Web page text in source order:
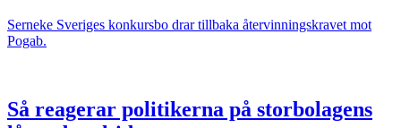
Serneke Sveriges konkursbo drar tillbaka återvinningskravet mot
Pogab.
Så reagerar politikerna på storbolagens